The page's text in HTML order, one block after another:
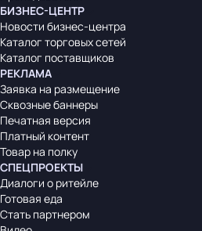
БИЗНЕС-ЦЕНТР
Новости бизнес-центра
Каталог торговых сетей
Каталог поставщиков
РЕКЛАМА
Заявка на размещение
Сквозные баннеры
Печатная версия
Платный контент
Товар на полку
СПЕЦПРОЕКТЫ
Диалоги о ритейле
Готовая еда
Стать партнером